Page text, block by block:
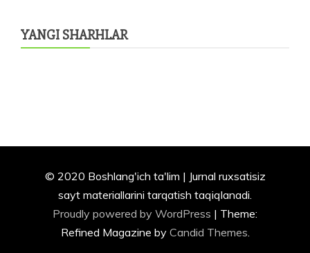
YANGI SHARHLAR
© 2020 Boshlang'ich ta'lim | Jurnal ruxsatisiz
sayt materiallarini tarqatish taqiqlanadi.
Proudly powered by WordPress | Theme:
Refined Magazine by Candid Themes